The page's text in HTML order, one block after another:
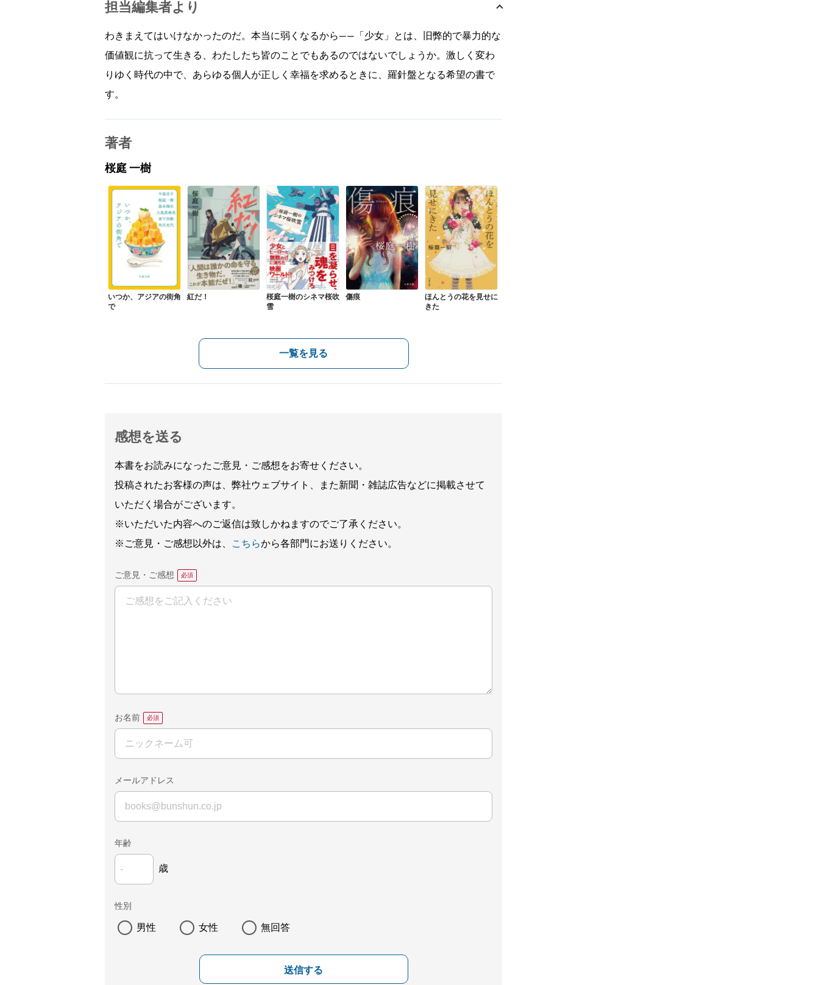
担当編集者より
わきまえてはいけなかったのだ。本当に弱くなるから――「少女」とは、旧弊的で暴力的な
価値観に抗って生きる、わたしたち皆のことでもあるのではないでしょうか。激しく変わ
りゆく時代の中で、あらゆる個人が正しく幸福を求めるときに、羅針盤となる希望の書で
す。
著者
桜庭 一樹
いつか、アジアの街角
で
紅だ！
桜庭一樹のシネマ桜吹
雪
傷痕
ほんとうの花を見せに
きた
一覧を見る
感想を送る
本書をお読みになったご意見・ご感想をお寄せください。
投稿されたお客様の声は、弊社ウェブサイト、また新聞・雑誌広告などに掲載させて
いただく場合がございます。
※いただいた内容へのご返信は致しかねますのでご了承ください。
※ご意見・ご感想以外は、
こちらから各部門にお送りください。
ご意見・ご感想
お名前
メールアドレス
年齢
歳
性別
男性 女性 無回答
送信する